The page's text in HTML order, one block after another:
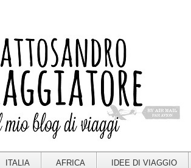
ITALIA AFRICA IDEE DI VIAGGIO